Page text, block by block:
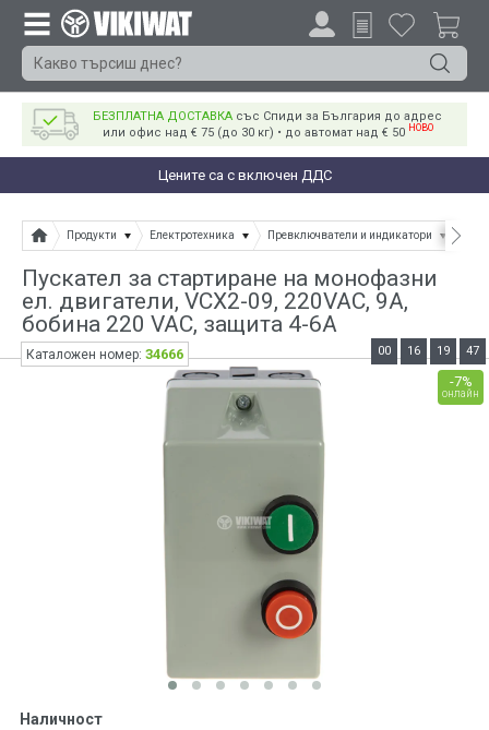
БЕЗПЛАТНА ДОСТАВКА със Спиди за България до адрес
или офис над € 75 (до 30 кг) • до автомат над € 50 НОВО
Цените са с включен ДДС
Продукти Електротехника Превключватели и индикатори
Пускател за стартиране на монофазни
ел. двигатели, VCX2-09, 220VAC, 9A,
бобина 220 VAC, защита 4-6А
Наличност
-7%
онлайн
00 16 19 46
Каталожен номер: 34666